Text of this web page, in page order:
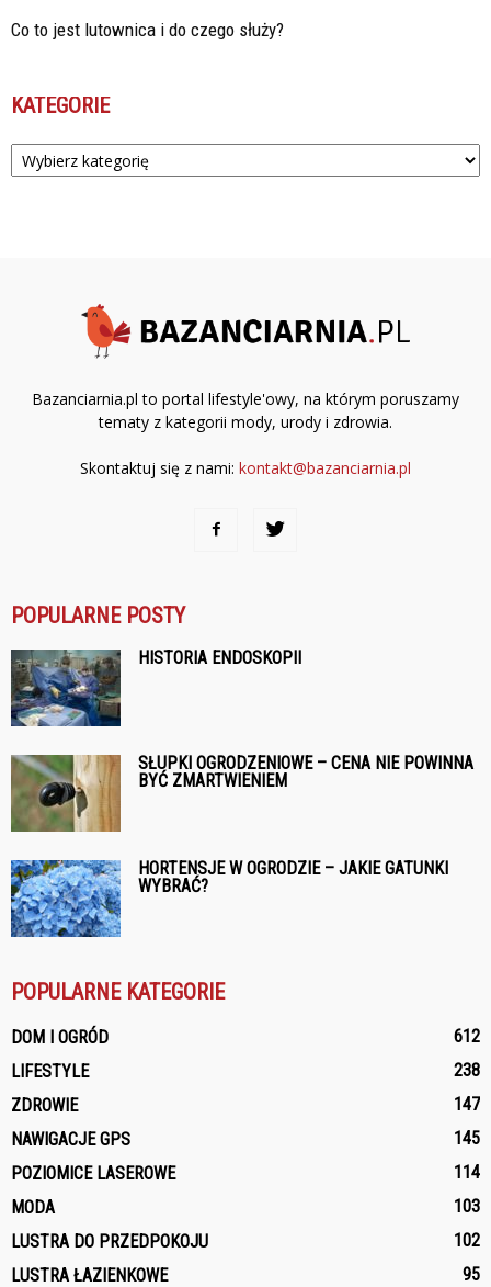
Co to jest lutownica i do czego służy?
KATEGORIE
Kategorie
Bazanciarnia.pl to portal lifestyle'owy, na którym poruszamy
tematy z kategorii mody, urody i zdrowia.
Skontaktuj się z nami: kontakt@bazanciarnia.pl
POPULARNE POSTY
HISTORIA ENDOSKOPII
SŁUPKI OGRODZENIOWE – CENA NIE POWINNA
BYĆ ZMARTWIENIEM
HORTENSJE W OGRODZIE – JAKIE GATUNKI
WYBRAĆ?
POPULARNE KATEGORIE
DOM I OGRÓD
612
LIFESTYLE
238
ZDROWIE
147
NAWIGACJE GPS
145
POZIOMICE LASEROWE
114
MODA
103
LUSTRA DO PRZEDPOKOJU
102
LUSTRA ŁAZIENKOWE
95